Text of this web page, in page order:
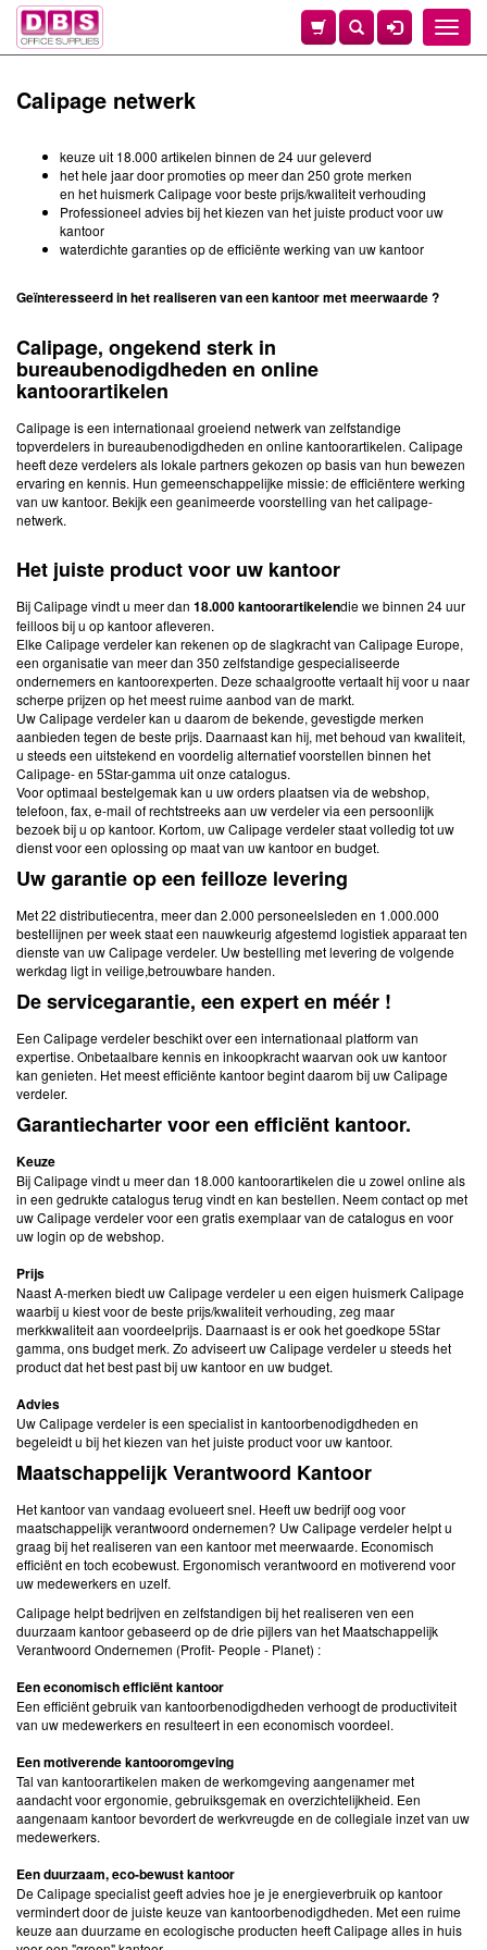
Toggle
Calipage netwerk
keuze uit 18.000 artikelen binnen de 24 uur geleverd
het hele jaar door promoties op meer dan 250 grote merken
en het huismerk Calipage voor beste prijs/kwaliteit verhouding
Professioneel advies bij het kiezen van het juiste product voor uw
kantoor
waterdichte garanties op de efficiënte werking van uw kantoor
Geïnteresseerd in het realiseren van een kantoor met meerwaarde ?
Calipage, ongekend sterk in
bureaubenodigdheden en online
kantoorartikelen
Calipage is een internationaal groeiend netwerk van zelfstandige
topverdelers in bureaubenodigdheden en online kantoorartikelen. Calipage
heeft deze verdelers als lokale partners gekozen op basis van hun bewezen
ervaring en kennis. Hun gemeenschappelijke missie: de efficiëntere werking
van uw kantoor. Bekijk een geanimeerde voorstelling van het calipage-
netwerk.
Het juiste product voor uw kantoor
Bij Calipage vindt u meer dan 18.000 kantoorartikelendie we binnen 24 uur
feilloos bij u op kantoor afleveren.
Elke Calipage verdeler kan rekenen op de slagkracht van Calipage Europe,
een organisatie van meer dan 350 zelfstandige gespecialiseerde
ondernemers en kantoorexperten. Deze schaalgrootte vertaalt hij voor u naar
scherpe prijzen op het meest ruime aanbod van de markt.
Uw Calipage verdeler kan u daarom de bekende, gevestigde merken
aanbieden tegen de beste prijs. Daarnaast kan hij, met behoud van kwaliteit,
u steeds een uitstekend en voordelig alternatief voorstellen binnen het
Calipage- en 5Star-gamma uit onze catalogus.
Voor optimaal bestelgemak kan u uw orders plaatsen via de webshop,
telefoon, fax, e-mail of rechtstreeks aan uw verdeler via een persoonlijk
bezoek bij u op kantoor. Kortom, uw Calipage verdeler staat volledig tot uw
dienst voor een oplossing op maat van uw kantoor en budget.
Uw garantie op een feilloze levering
Met 22 distributiecentra, meer dan 2.000 personeelsleden en 1.000.000
bestellijnen per week staat een nauwkeurig afgestemd logistiek apparaat ten
dienste van uw Calipage verdeler. Uw bestelling met levering de volgende
werkdag ligt in veilige,betrouwbare handen.
De servicegarantie, een expert en méér !
Een Calipage verdeler beschikt over een internationaal platform van
expertise. Onbetaalbare kennis en inkoopkracht waarvan ook uw kantoor
kan genieten. Het meest efficiënte kantoor begint daarom bij uw Calipage
verdeler.
Garantiecharter voor een efficiënt kantoor.
Keuze
Bij Calipage vindt u meer dan 18.000 kantoorartikelen die u zowel online als
in een gedrukte catalogus terug vindt en kan bestellen. Neem contact op met
uw Calipage verdeler voor een gratis exemplaar van de catalogus en voor
uw login op de webshop.
Prijs
Naast A-merken biedt uw Calipage verdeler u een eigen huismerk Calipage
waarbij u kiest voor de beste prijs/kwaliteit verhouding, zeg maar
merkkwaliteit aan voordeelprijs. Daarnaast is er ook het goedkope 5Star
gamma, ons budget merk. Zo adviseert uw Calipage verdeler u steeds het
product dat het best past bij uw kantoor en uw budget.
Advies
Uw Calipage verdeler is een specialist in kantoorbenodigdheden en
begeleidt u bij het kiezen van het juiste product voor uw kantoor.
Maatschappelijk Verantwoord Kantoor
Het kantoor van vandaag evolueert snel. Heeft uw bedrijf oog voor
maatschappelijk verantwoord ondernemen? Uw Calipage verdeler helpt u
graag bij het realiseren van een kantoor met meerwaarde. Economisch
efficiënt en toch ecobewust. Ergonomisch verantwoord en motiverend voor
uw medewerkers en uzelf.
Calipage helpt bedrijven en zelfstandigen bij het realiseren ven een
duurzaam kantoor gebaseerd op de drie pijlers van het Maatschappelijk
Verantwoord Ondernemen (Profit- People - Planet) :
Een economisch efficiënt kantoor
Een efficiënt gebruik van kantoorbenodigdheden verhoogt de productiviteit
van uw medewerkers en resulteert in een economisch voordeel.
Een motiverende kantooromgeving
Tal van kantoorartikelen maken de werkomgeving aangenamer met
aandacht voor ergonomie, gebruiksgemak en overzichtelijkheid. Een
aangenaam kantoor bevordert de werkvreugde en de collegiale inzet van uw
medewerkers.
Een duurzaam, eco-bewust kantoor
De Calipage specialist geeft advies hoe je je energieverbruik op kantoor
vermindert door de juiste keuze van kantoorbenodigdheden. Met een ruime
keuze aan duurzame en ecologische producten heeft Calipage alles in huis